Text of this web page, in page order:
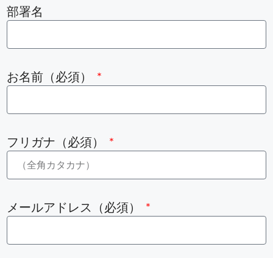
部署名
お名前（必須）
フリガナ（必須）
メールアドレス（必須）